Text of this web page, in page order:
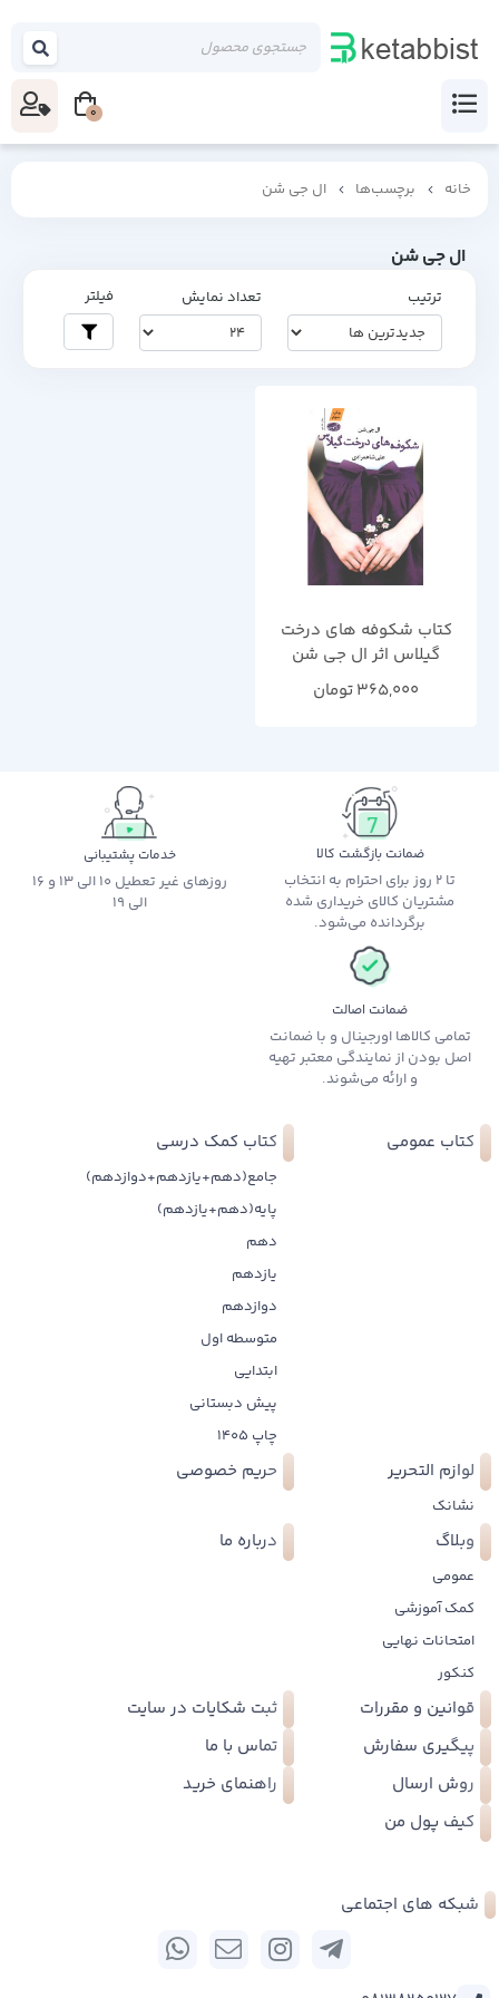
خانه برچسب‌ها ال جی شن
ال جی شن
ترتیب تعداد نمایش فیلتر
کتاب شکوفه های درخت
گیلاس اثر ال جی شن
365,000تومان
ضمانت بازگشت کالا
تا 2 روز برای احترام به انتخاب
مشتریان کالای خریداری شده
برگردانده می‌شود.
خدمات پشتیبانی
روزهای غیر تعطیل 10 الی 13 و 16
الی 19
ضمانت اصالت
تمامی کالاها اورجینال و با ضمانت
اصل بودن از نمایندگی معتبر تهیه
و ارائه می‌شوند.
کتاب عمومی کتاب کمک درسی
جامع(دهم+یازدهم+دوازدهم)
پایه(دهم+یازدهم)
دهم
یازدهم
دوازدهم
متوسطه اول
ابتدایی
پیش دبستانی
چاپ 1405
لوازم التحریر
نشانک
حریم خصوصی
وبلاگ
عمومی
کمک آموزشی
امتحانات نهایی
کنکور
درباره ما
قوانین و مقررات
ثبت شکایات در سایت
پیگیری سفارش
تماس با ما
روش ارسال
راهنمای خرید
کیف پول من
شبکه های اجتماعی
0